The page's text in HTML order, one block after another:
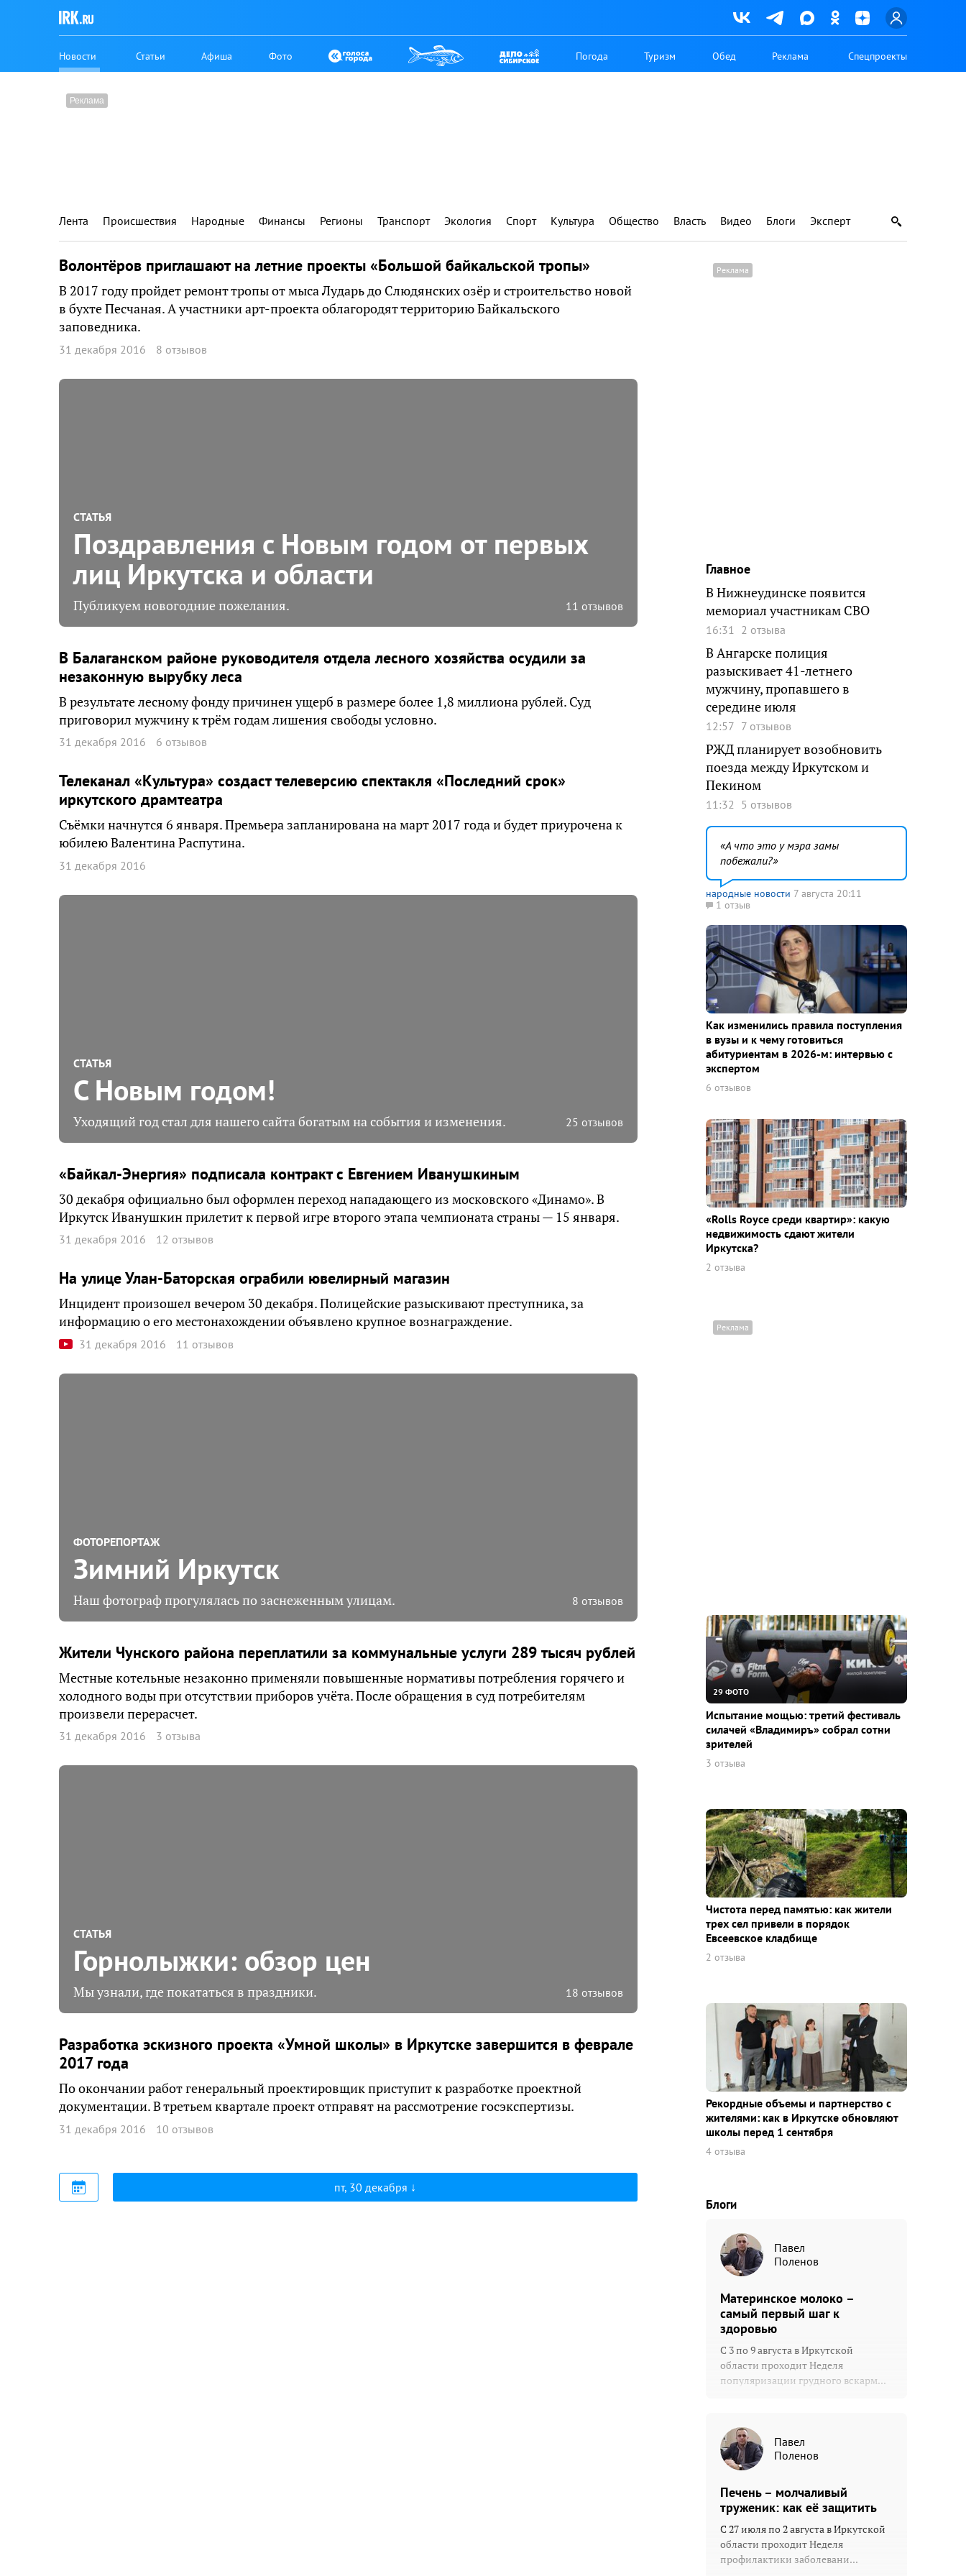
Новости Статьи Афиша Фото Погода Туризм Обед Реклама Спецпроекты
Лента Происшествия Народные Финансы Регионы Транспорт Экология Спорт Культура Общество Власть Видео Блоги Эксперт
Волонтёров приглашают на летние проекты «Большой байкальской тропы»
В 2017 году пройдет ремонт тропы от мыса Лударь до Слюдянских озёр и строительство новой
в бухте Песчаная. А участники арт-проекта облагородят территорию Байкальского
заповедника.
31 декабря 2016 8 отзывов
СТАТЬЯ
Поздравления с Новым годом от первых
лиц Иркутска и области
Публикуем новогодние пожелания. 11 отзывов
В Балаганском районе руководителя отдела лесного хозяйства осудили за
незаконную вырубку леса
В результате лесному фонду причинен ущерб в размере более 1,8 миллиона рублей. Суд
приговорил мужчину к трём годам лишения свободы условно.
31 декабря 2016 6 отзывов
Телеканал «Культура» создаст телеверсию спектакля «Последний срок»
иркутского драмтеатра
Съёмки начнутся 6 января. Премьера запланирована на март 2017 года и будет приурочена к
юбилею Валентина Распутина.
31 декабря 2016
СТАТЬЯ
С Новым годом!
Уходящий год стал для нашего сайта богатым на события и изменения. 25 отзывов
«Байкал-Энергия» подписала контракт с Евгением Иванушкиным
30 декабря официально был оформлен переход нападающего из московского «Динамо». В
Иркутск Иванушкин прилетит к первой игре второго этапа чемпионата страны — 15 января.
31 декабря 2016 12 отзывов
На улице Улан-Баторская ограбили ювелирный магазин
Инцидент произошел вечером 30 декабря. Полицейские разыскивают преступника, за
информацию о его местонахождении объявлено крупное вознаграждение.
31 декабря 2016 11 отзывов
ФОТОРЕПОРТАЖ
Зимний Иркутск
Наш фотограф прогулялась по заснеженным улицам. 8 отзывов
Жители Чунского района переплатили за коммунальные услуги 289 тысяч рублей
Местные котельные незаконно применяли повышенные нормативы потребления горячего и
холодного воды при отсутствии приборов учёта. После обращения в суд потребителям
произвели перерасчет.
31 декабря 2016 3 отзыва
СТАТЬЯ
Горнолыжки: обзор цен
Мы узнали, где покататься в праздники. 18 отзывов
Разработка эскизного проекта «Умной школы» в Иркутске завершится в феврале
2017 года
По окончании работ генеральный проектировщик приступит к разработке проектной
документации. В третьем квартале проект отправят на рассмотрение госэкспертизы.
31 декабря 2016 10 отзывов
пт, 30 декабря
Главное
В Нижнеудинске появится
мемориал участникам СВО
16:31 2 отзыва
В Ангарске полиция
разыскивает 41-летнего
мужчину, пропавшего в
середине июля
12:57 7 отзывов
РЖД планирует возобновить
поезда между Иркутском и
Пекином
11:32 5 отзывов
А что это у мэра замы
побежали?
народные новости 7 августа 20:11
1 отзыв
Как изменились правила поступления
в вузы и к чему готовиться
абитуриентам в 2026-м: интервью с
экспертом
6 отзывов
«Rolls Royce среди квaртир»: какую
недвижимость сдают жители
Иркутска?
2 отзыва
29 ФОТО
Испытание мощью: третий фестиваль
силачей «Владимиръ» собрал сотни
зрителей
3 отзыва
Чистота перед памятью: как жители
трех сел привели в порядок
Евсеевское кладбище
2 отзыва
Рекордные объемы и партнерство с
жителями: как в Иркутске обновляют
школы перед 1 сентября
4 отзыва
Блоги
Павел
Поленов
Материнское молоко –
самый первый шаг к
здоровью
С 3 по 9 августа в Иркутской
области проходит Неделя
популяризации грудного вскарм...
Павел
Поленов
Печень – молчаливый
труженик: как её защитить
С 27 июля по 2 августа в Иркутской
области проходит Неделя
профилактики заболевани...